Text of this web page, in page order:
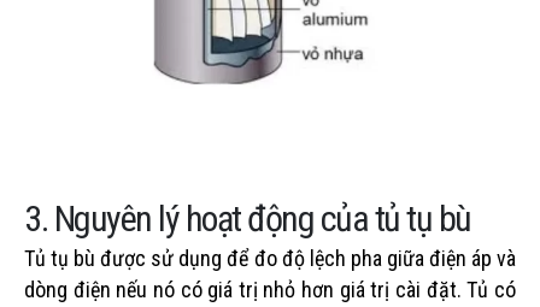
3. Nguyên lý hoạt động của tủ tụ bù
Tủ tụ bù được sử dụng để đo độ lệch pha giữa điện áp và
dòng điện nếu nó có giá trị nhỏ hơn giá trị cài đặt. Tủ có